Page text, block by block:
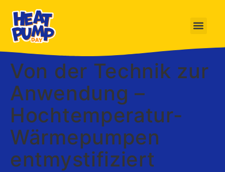
Von der Technik zur
Anwendung –
Hochtemperatur-
Wärmepumpen
entmystifiziert